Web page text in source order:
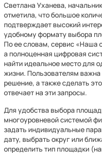
Светлана Уханева,
отметила, что большое
подтверждает высокий
удобному формату выбора
По ее словам, сервис «Наша
а полноценная цифровая
найти идеальное место для
жизни. Пользователям
решение, а также сделать
отвечает на эти запросы.
Для удобства выбора
многоуровневой системой
задать индивидуальные
дату, выбрать округ или
определить тип площадки